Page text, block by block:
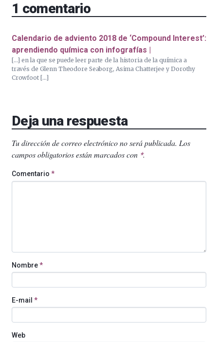
1 comentario
Calendario de adviento 2018 de ‘Compound Interest’:
aprendiendo química con infografías |
[…] en la que se puede leer parte de la historia de la química a
través de Glenn Theodore Seaborg, Asima Chatterjee y Dorothy
Crowfoot […]
Deja una respuesta
Tu dirección de correo electrónico no será publicada. Los
campos obligatorios están marcados con *.
Comentario *
Nombre*
E-mail *
Web